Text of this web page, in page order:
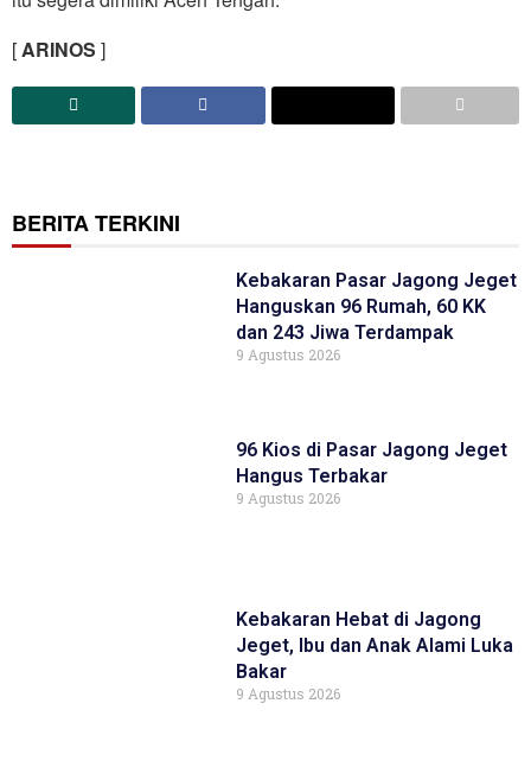
[ARINOS ]
BERITA TERKINI
Kebakaran Pasar Jagong Jeget
Hanguskan 96 Rumah, 60 KK
dan 243 Jiwa Terdampak
9 Agustus 2026
96 Kios di Pasar Jagong Jeget
Hangus Terbakar
9 Agustus 2026
Kebakaran Hebat di Jagong
Jeget, Ibu dan Anak Alami Luka
Bakar
9 Agustus 2026